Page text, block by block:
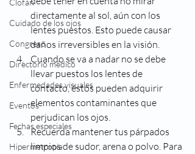
Clofán
Cuidado de los ojos
Congreso
Directorio médico
Enfermedades visuales
Eventos
Fechas especiales
Hipermetropia
directamente al sol, aún con los
lentes puestos. Esto puede causar
daños irreversibles en la visión.
Cuando se va a nadar no se debe
llevar puestos los lentes de
contacto, éstos pueden adquirir
elementos contaminantes que
perjudican los ojos.
Recuerda mantener tus párpados
limpios de sudor, arena o polvo. Para